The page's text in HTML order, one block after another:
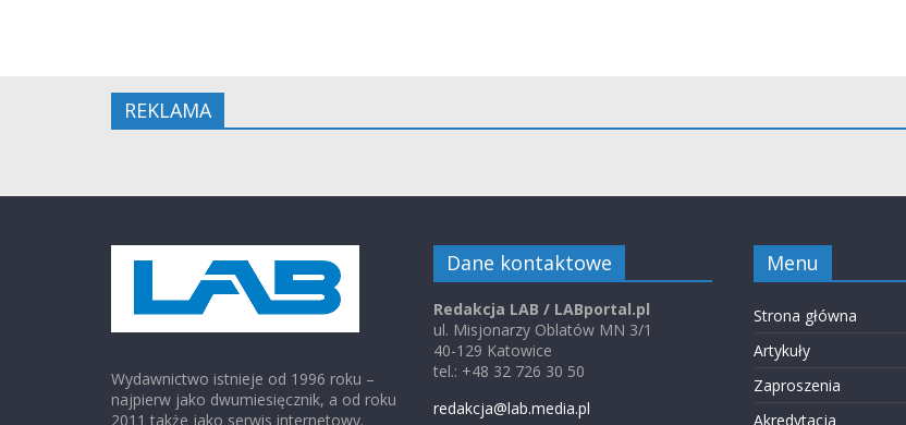
REKLAMA
Wydawnictwo istnieje od 1996 roku –
najpierw jako dwumiesięcznik, a od roku
2011 także jako serwis internetowy.
Dane kontaktowe
Redakcja LAB / LABportal.pl
ul. Misjonarzy Oblatów MN 3/1
40-129 Katowice
tel.: +48 32 726 30 50
redakcja@lab.media.pl
Menu
Strona główna
Artykuły
Zaproszenia
Akredytacja